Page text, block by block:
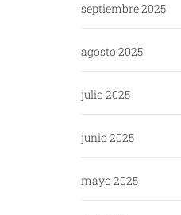
septiembre 2025
agosto 2025
julio 2025
junio 2025
mayo 2025